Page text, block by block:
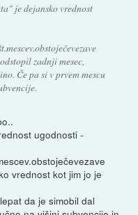
je dejansko vrednost
zadnji mesec,
Če pa si v prvem mescu
ugodnosti -
vrednost kot jim jo je
da je simobil dal